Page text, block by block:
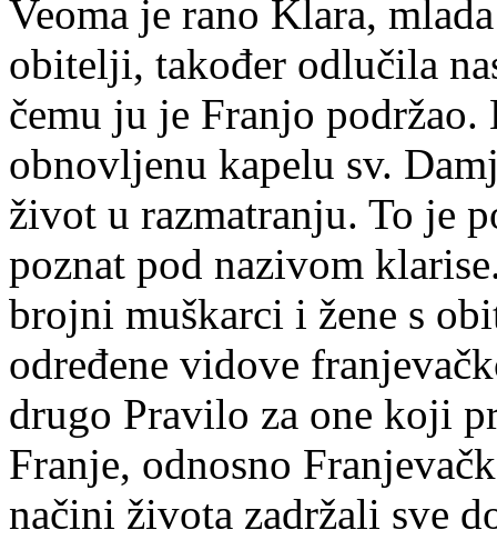
Veoma je rano Klara,
obitelji, također odlučila
čemu ju je Franjo
obnovljenu kapelu sv.
život u razmatranju. To je
poznat pod nazivom
brojni muškarci i žene s
određene vidove
drugo Pravilo za one koji
Franje, odnosno
načini života zadržali sve